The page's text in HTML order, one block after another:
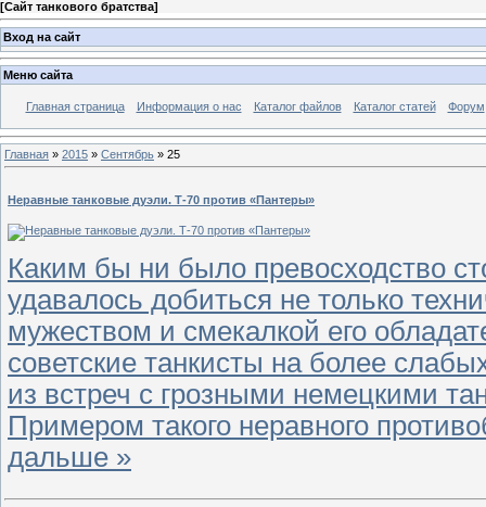
[Сайт танкового братства]
Вход на сайт
Меню сайта
Главная страница Информация о нас Каталог файлов Каталог статей Форум
Главная » 2015 » Сентябрь » 25
Неравные танковые дуэли. Т-70 против «Пантеры»
Каким бы ни было превосходство
удавалось добиться не только
мужеством и смекалкой его
советские танкисты на более
из встреч с грозными немецкими
Примером такого неравного
дальше »